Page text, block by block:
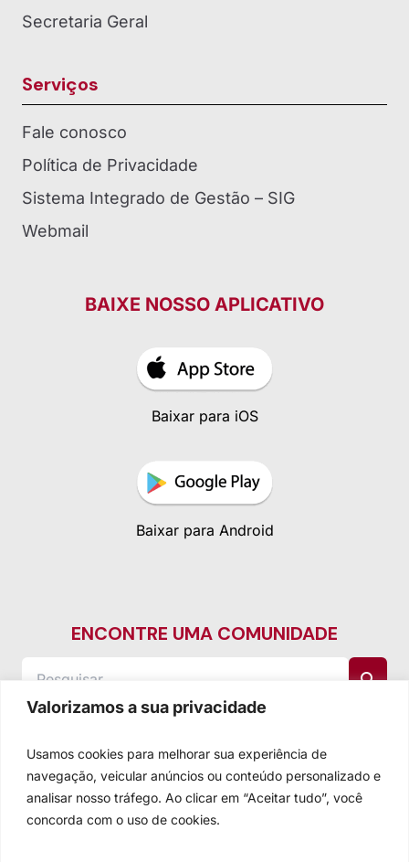
Valorizamos a sua privacidade
Usamos cookies para melhorar sua experiência de
navegação, veicular anúncios ou conteúdo personalizado e
analisar nosso tráfego. Ao clicar em “Aceitar tudo”, você
concorda com o uso de cookies.
Secretaria Geral
Serviços
Fale conosco
Política de Privacidade
Sistema Integrado de Gestão – SIG
Webmail
BAIXE NOSSO APLICATIVO
Baixar para iOS
Baixar para Android
ENCONTRE UMA COMUNIDADE